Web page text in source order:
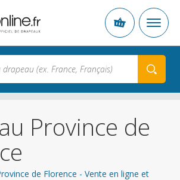
Province de
de Florence - Vente en ligne et